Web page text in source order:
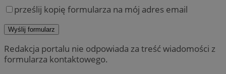
prześlij kopię formularza na mój adres email
Redakcja portalu nie odpowiada za treść wiadomości z
formularza kontaktowego.